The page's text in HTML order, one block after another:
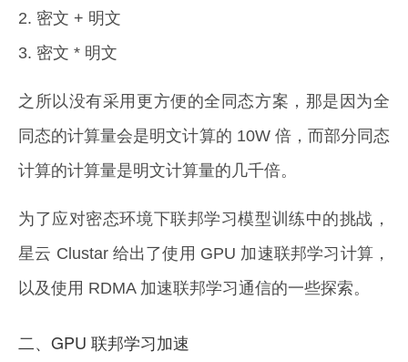
2. 密文 + 明文
3. 密文 * 明文
之所以没有采用更方便的全同态方案，那是因为全
同态的计算量会是明文计算的 10W 倍，而部分同态
计算的计算量是明文计算量的几千倍。
为了应对密态环境下联邦学习模型训练中的挑战，
星云 Clustar 给出了使用 GPU 加速联邦学习计算，
以及使用 RDMA 加速联邦学习通信的一些探索。
二、GPU 联邦学习加速